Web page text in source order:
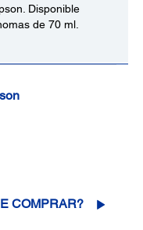
Disponible
de 70 ml.
COMPRAR?